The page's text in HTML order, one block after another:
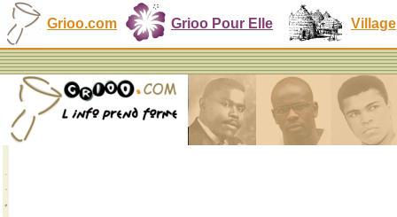
Grioo.com Grioo Pour Elle Village